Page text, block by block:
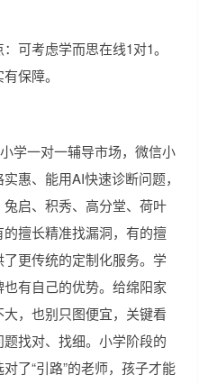
可考虑学而思在线1对1。
保障。
学一对一辅导市场，微信小
惠、能用AI快速诊断问题，
启、积秀、高分堂、荷叶
擅长精准找漏洞，有的擅
更传统的定制化服务。学
有自己的优势。给绵阳家
，也别只图便宜，关键看
找对、找细。小学阶段的
了“引路”的老师，孩子才能